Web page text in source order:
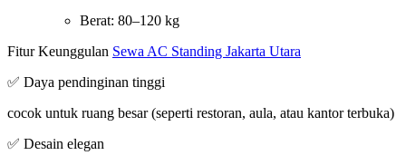
Berat: 80–120 kg
Fitur Keunggulan Sewa AC Standing Jakarta Utara
✅ Daya pendinginan tinggi
cocok untuk ruang besar (seperti restoran, aula, atau kantor terbuka)
✅ Desain elegan